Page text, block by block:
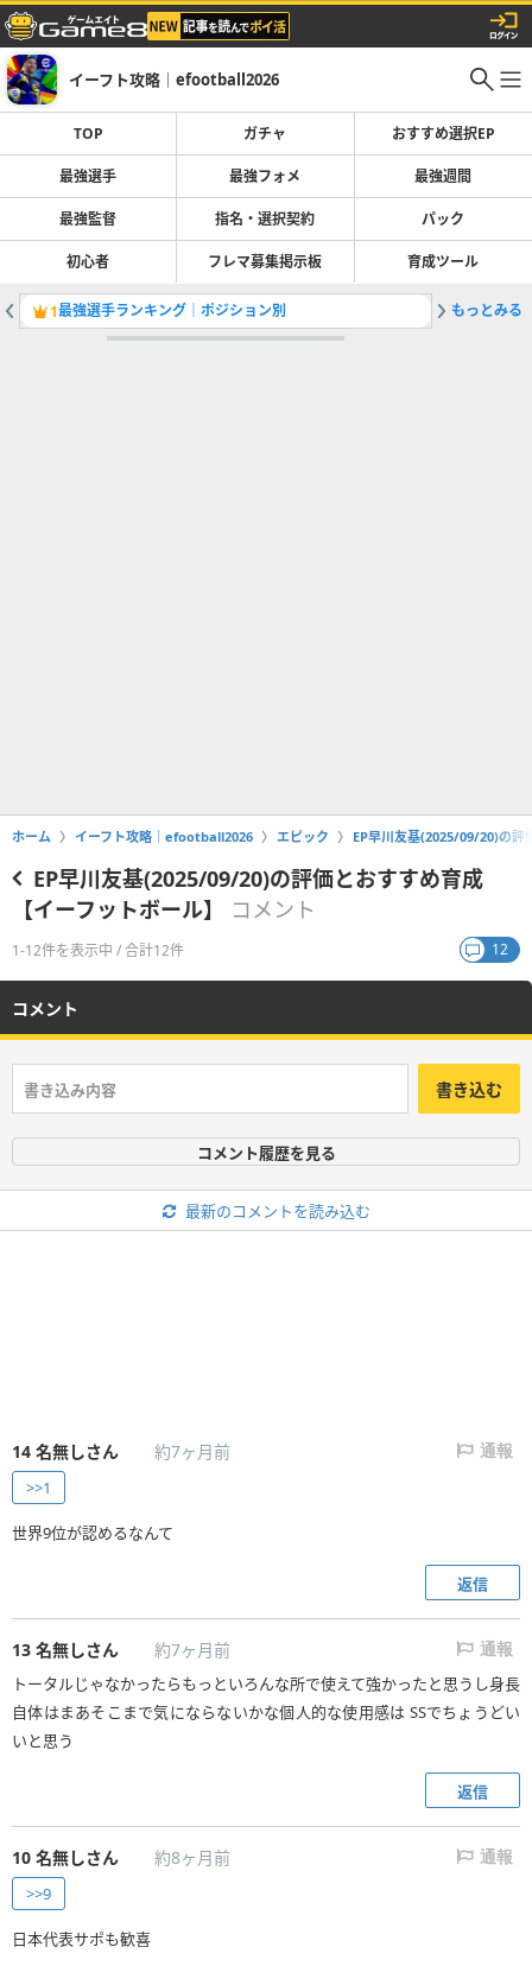
イーフト攻略｜efootball2026
TOP ガチャ おすすめ選択EP
最強選手 最強フォメ 最強週間
最強監督 指名・選択契約 パック
初心者 フレマ募集掲示板 育成ツール
1最強選手ランキング｜ポジション別 2
もっとみる
ホーム イーフト攻略｜efootball2026 エピック EP早川友基(2025/09/20)の評
EP早川友基(2025/09/20)の評価とおすすめ育成
【イーフットボール】
コメント
1-12件を表示中 / 合計12件 12
コメント
書き込む
コメント履歴を見る
最新のコメントを読み込む
14 名無しさん 約7ヶ月前 通報
>>1
世界9位が認めるなんて
返信
13 名無しさん 約7ヶ月前 通報
トータルじゃなかったらもっといろんな所で使えて強かったと思うし身長
自体はまあそこまで気にならないかな個人的な使用感は SSでちょうどい
いと思う
返信
10 名無しさん 約8ヶ月前 通報
>>9
日本代表サポも歓喜